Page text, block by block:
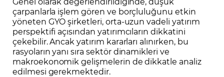
çarpanlarla işlem gören ve borçluluğunu etkin
yöneten GYO şirketleri, orta-uzun vadeli yatırım
perspektifi açısından yatırımcıların dikkatini
çekebilir. Ancak yatırım kararları alınırken, bu
rasyoların yanı sıra sektör dinamikleri ve
makroekonomik gelişmelerin de dikkatle analiz
edilmesi gerekmektedir.